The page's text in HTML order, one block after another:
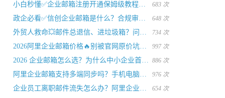
小白秒懂✅企业邮箱注册开通保姆级教程，零技术搞定 683 次
政企必看✅信创企业邮箱是什么？合规审计一次性过关 648 次
外贸人救命💥邮件总退信、进垃圾箱？问题终于解决了 734 次
2026阿里企业邮箱价格🔥别被官网原价坑！真实年费+省钱攻略 997 次
2026 企业邮箱怎么选？为什么中小企业首选阿里企业邮箱 886 次
阿里企业邮箱支持多端同步吗？手机电脑随时随地商务办公 976 次
企业员工离职邮件流失怎么办？阿里企业邮箱数据留存解决方案 654 次